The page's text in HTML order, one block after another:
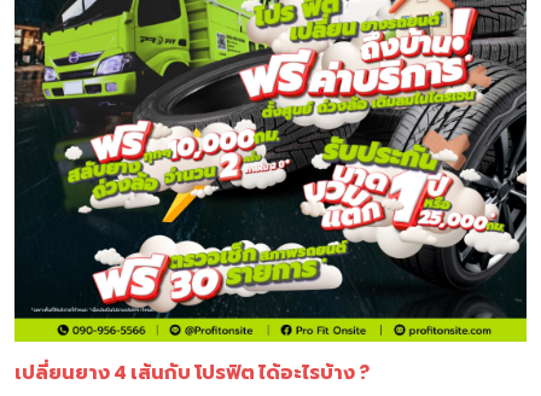
เปลี่ยนยาง 4 เส้นกับ โปรฟิต ได้อะไรบ้าง ?